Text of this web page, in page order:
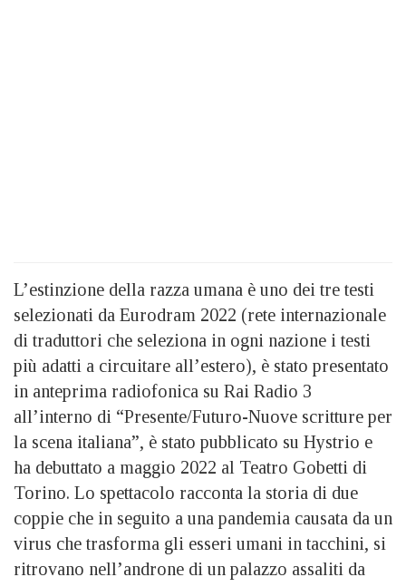
L’estinzione della razza umana è uno dei tre testi
selezionati da Eurodram 2022 (rete internazionale
di traduttori che seleziona in ogni nazione i testi
più adatti a circuitare all’estero), è stato presentato
in anteprima radiofonica su Rai Radio 3
all’interno di “Presente/Futuro-Nuove scritture per
la scena italiana”, è stato pubblicato su Hystrio e
ha debuttato a maggio 2022 al Teatro Gobetti di
Torino. Lo spettacolo racconta la storia di due
coppie che in seguito a una pandemia causata da un
virus che trasforma gli esseri umani in tacchini, si
ritrovano nell’androne di un palazzo assaliti da